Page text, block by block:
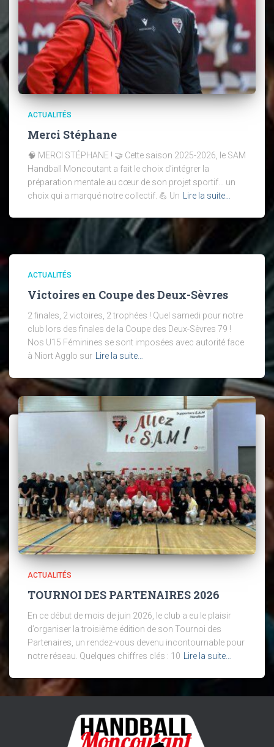
ACTUALITÉS
Merci Stéphane
🧠 MERCI STÉPHANE ! 🤝 Cette saison 2025-2026, le SAM
Handball Moncoutant a fait le choix d’intégrer la
préparation mentale au cœur de son projet sportif… un
choix qui a marqué notre collectif. 💪 Un Lire la suite…
ACTUALITÉS
Victoires en Coupe des Deux-Sèvres
2 finales, 2 victoires, 2 trophées ! Quel samedi pour notre
club lors des finales de la Coupe des Deux-Sèvres 79 !
Nos U15 Féminines se sont imposées avec autorité face
à Niort Agglo sur Lire la suite…
ACTUALITÉS
TOURNOI DES PARTENAIRES 2026
En ce début de mois de juin 2026, le club a eu le plaisir
d’organiser la troisième édition de son Tournoi des
Partenaires, un rendez-vous devenu incontournable pour
notre réseau. Quelques chiffres clés : 10
Lire la suite…